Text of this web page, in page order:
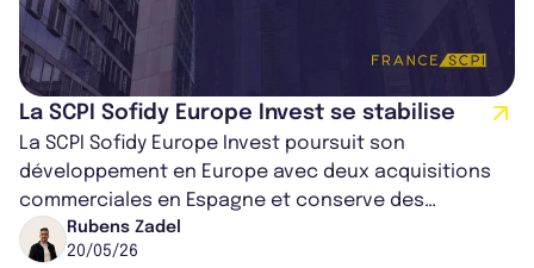
La SCPI Sofidy Europe Invest se stabilise
La SCPI Sofidy Europe Invest poursuit son
développement en Europe avec deux acquisitions
commerciales en Espagne et conserve des
indicateurs opérationnels solides au premier
trimes...
Rubens Zadel
20/05/26